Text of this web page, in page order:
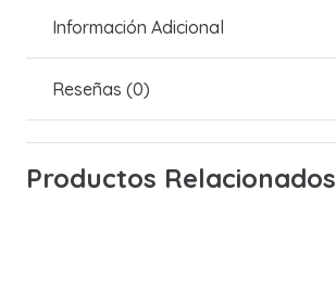
Información Adicional
Reseñas (0)
Productos Relacionados